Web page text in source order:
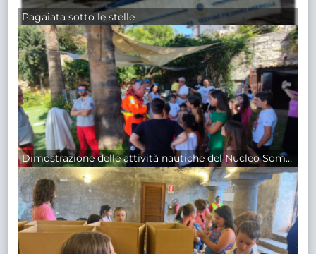
Pagaiata sotto le stelle
Dimostrazione delle attività nautiche del Nucleo Sommozzatori e Soccorritori Acquatici Vigili del Fuoco